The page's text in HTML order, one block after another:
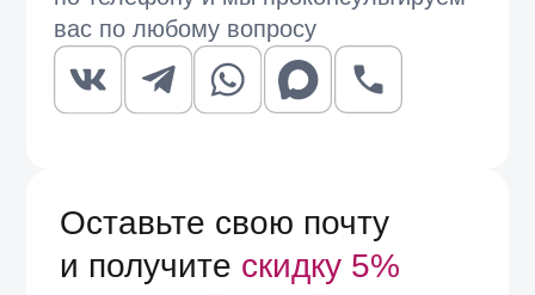
Отправить